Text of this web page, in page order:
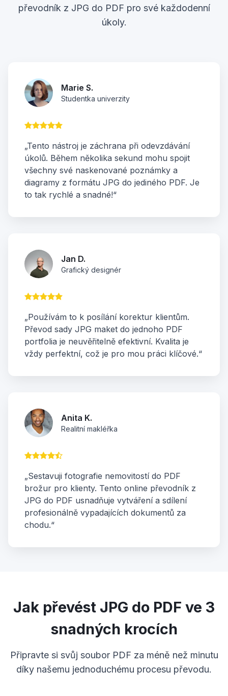
převodník z JPG do PDF pro své každodenní
úkoly.
Marie S.
Studentka univerzity
„Tento nástroj je záchrana při odevzdávání
úkolů. Během několika sekund mohu spojit
všechny své naskenované poznámky a
diagramy z formátu JPG do jediného PDF. Je
to tak rychlé a snadné!“
Jan D.
Grafický designér
„Používám to k posílání korektur klientům.
Převod sady JPG maket do jednoho PDF
portfolia je neuvěřitelně efektivní. Kvalita je
vždy perfektní, což je pro mou práci klíčové.“
Anita K.
Realitní makléřka
„Sestavuji fotografie nemovitostí do PDF
brožur pro klienty. Tento online převodník z
JPG do PDF usnadňuje vytváření a sdílení
profesionálně vypadajících dokumentů za
chodu.“
Jak převést JPG do PDF ve 3
snadných krocích
Připravte si svůj soubor PDF za méně než minutu
díky našemu jednoduchému procesu převodu.